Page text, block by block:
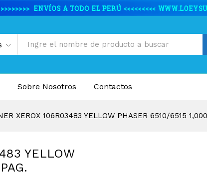
Sobre Nosotros Contactos
XEROX 106R03483 YELLOW PHASER 6510/6515
YELLOW
Especificaciones Valoraciones (0)